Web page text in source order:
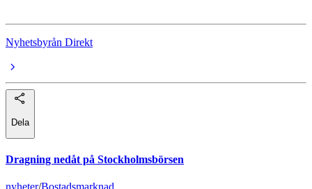
Nyhetsbyrån Direkt
Dela
Dragning nedåt på Stockholmsbörsen